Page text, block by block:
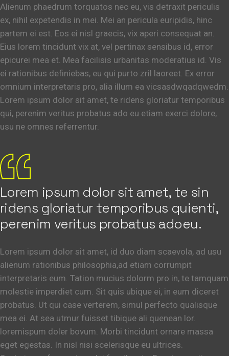
Alienum phaedrum torquatos nec eu, vis detraxit periculis
ex, nihil expetendis in mei. Mei an pericula euripidis, hinc
partem ei est. Eos ei nisl graecis, vix aperi consequat an.
Eius lorem tincidunt vix at, vel pertinax sensibus id, error
epicurei mea et. Mea facilisis urbanitas moderatius id. Vis
ei rationibus definiebas, eu qui purto zril laoreet. Ex error
omnium interpretaris pro, alia illum ea vicsasdwqadqwedm.
Lorem ipsum dolor sit amet, te ridens gloriatur temporibus
qui, perenim veritus probatus ado eu etiam exerci dolore,
usu ne omnes referrentur.
Lorem ipsum dolor sit amet, te sin
ridens gloriatur temporibus quienti,
perenim veritus probatus adoeu.
Lorem ipsum dolor sit amet, id duo diam scaevola, ad usu
alienum rationibus philosophia,ad etiam corrumpit
interpretaris eum. Tation mucius dolorm pro in, te tamquam
molestie imperdiet cum. Sit quis ubique ei, in eum diceret
probatus. Ut qui case verterem, simul perfecto qualisque
mea ei. At sea utmur fuisset tibique ali quenean lor.
loremispum doler bovum. Morbi tincidunt ornare massa
eget egestas. In nisl nisi scelerisque eu ultrices.